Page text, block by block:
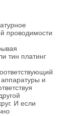
проводимости
тин платинг
и
И если